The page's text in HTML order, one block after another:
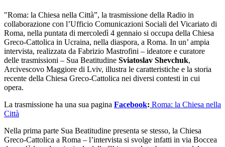
"Roma: la Chiesa nella Città”, la trasmissione della Radio in
collaborazione con l’Ufficio Comunicazioni Sociali del Vicariato di
Roma, nella puntata di mercoledì 4 gennaio si occupa della Chiesa
Greco-Cattolica in Ucraina, nella diaspora, a Roma. In un’ ampia
intervista, realizzata da Fabrizio Mastrofini – ideatore e curatore
delle trasmissioni – Sua Beatitudine Sviatoslav Shevchuk,
Arcivescovo Maggiore di Lviv, illustra le caratteristiche e la storia
recente della Chiesa Greco-Cattolica nei diversi contesti in cui
opera.
La trasmissione ha una sua pagina Facebook: Roma: la Chiesa nella
Città
Nella prima parte Sua Beatitudine presenta se stesso, la Chiesa
Greco-Cattolica a Roma – l’intervista si svolge infatti in via Boccea